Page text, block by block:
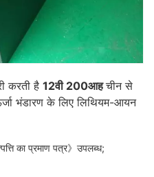
करती है 12वी 200आहचीन से
भंडारण के लिए लिथियम-आयन
का प्रमाण पत्र》उपलब्ध;